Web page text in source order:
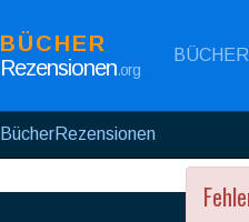
BÜCHER
Rezensionen.org
BÜCHER
BücherRezensionen